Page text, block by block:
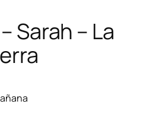
Sarah – La